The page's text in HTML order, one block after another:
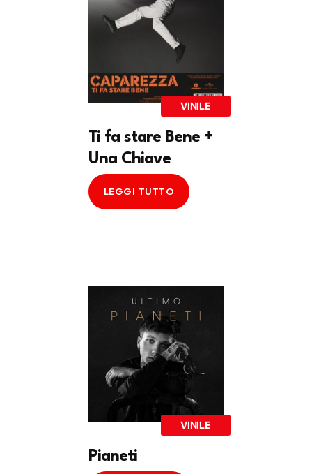
VINILE
Ti fa stare Bene +
Una Chiave
LEGGI TUTTO
VINILE
Pianeti